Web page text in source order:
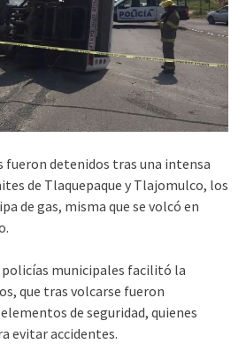
fueron detenidos tras una intensa
de Tlaquepaque y Tlajomulco, los
de gas, misma que se volcó en
municipales facilitó la
que tras volcarse fueron
de seguridad, quienes
evitar accidentes.